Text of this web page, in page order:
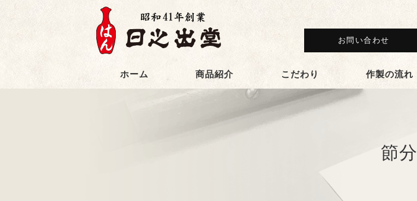
お問い合わせ
ホーム 商品紹介 こだわり 作製の流れ
節分